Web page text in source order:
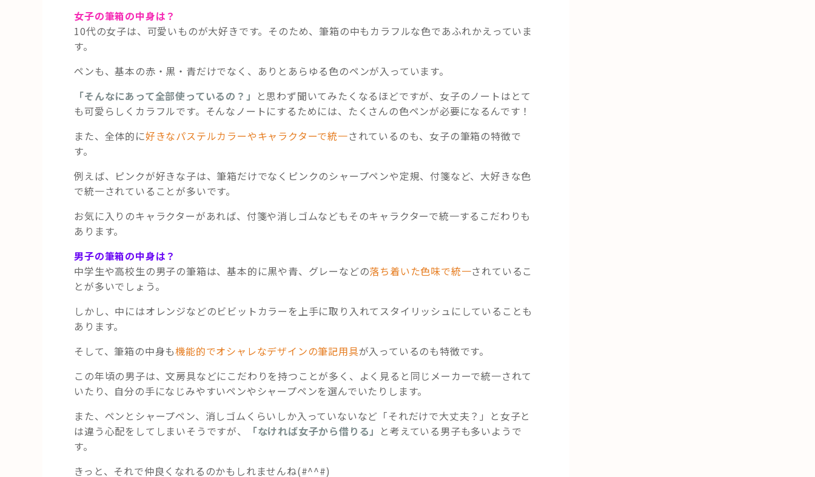
女子の筆箱の中身は？
10代の女子は、可愛いものが大好きです。そのため、筆箱の中もカラフルな色であふれかえっていま
す。
ペンも、基本の赤・黒・青だけでなく、ありとあらゆる色のペンが入っています。
「そんなにあって全部使っているの？」 と思わず聞いてみたくなるほどですが、女子のノートはとて
も可愛らしくカラフルです。そんなノートにするためには、たくさんの色ペンが必要になるんです！
また、全体的に好きなパステルカラーやキャラクターで統一されているのも、女子の筆箱の特徴で
す。
例えば、ピンクが好きな子は、筆箱だけでなくピンクのシャープペンや定規、付箋など、大好きな色
で統一されていることが多いです。
お気に入りのキャラクターがあれば、付箋や消しゴムなどもそのキャラクターで統一するこだわりも
あります。
男子の筆箱の中身は？
中学生や高校生の男子の筆箱は、基本的に黒や青、グレーなどの落ち着いた色味で統一されているこ
とが多いでしょう。
しかし、中にはオレンジなどのビビットカラーを上手に取り入れてスタイリッシュにしていることも
あります。
そして、筆箱の中身も機能的でオシャレなデザインの筆記用具が入っているのも特徴です。
この年頃の男子は、文房具などにこだわりを持つことが多く、よく見ると同じメーカーで統一されて
いたり、自分の手になじみやすいペンやシャープペンを選んでいたりします。
また、ペンとシャープペン、消しゴムくらいしか入っていないなど「それだけで大丈夫？」と女子と
は違う心配をしてしまいそうですが、
「なければ女子から借りる」 と考えている男子も多いようで
す。
きっと、それで仲良くなれるのかもしれませんね(#^^#)